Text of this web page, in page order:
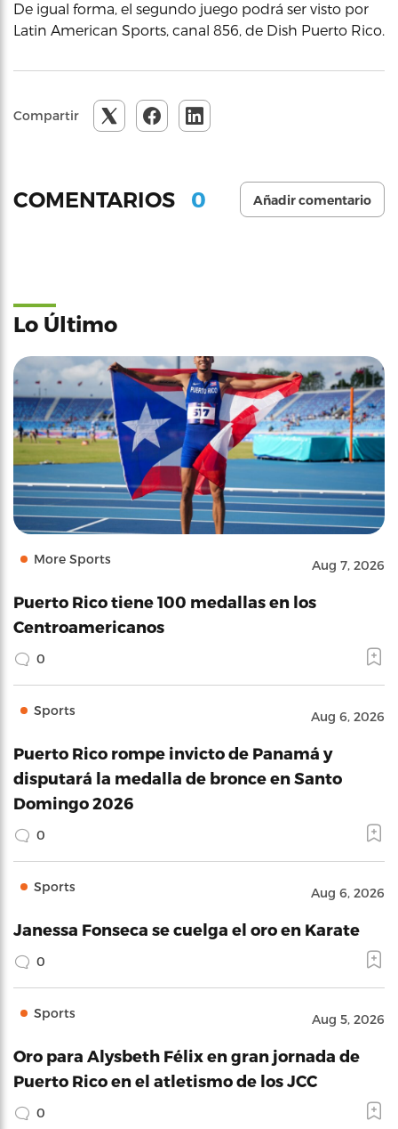
De igual forma, el segundo juego podrá ser visto por
Latin American Sports, canal 856, de Dish Puerto Rico.
Compartir
COMENTARIOS 0 Añadir comentario
Lo Último
More Sports Aug 7, 2026
Puerto Rico tiene 100 medallas en los
Centroamericanos
0
Sports Aug 6, 2026
Puerto Rico rompe invicto de Panamá y
disputará la medalla de bronce en Santo
Domingo 2026
0
Sports Aug 6, 2026
Janessa Fonseca se cuelga el oro en Karate
0
Sports Aug 5, 2026
Oro para Alysbeth Félix en gran jornada de
Puerto Rico en el atletismo de los JCC
0